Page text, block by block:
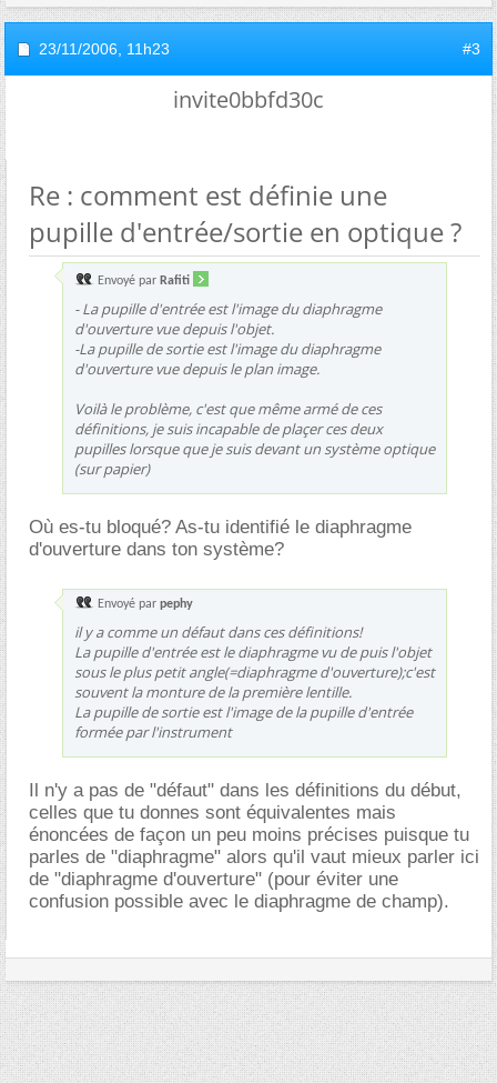
23/11/2006, 11h23 #3
invite0bbfd30c
Re : comment est définie une
pupille d'entrée/sortie en optique ?
Envoyé par Rafiti
- La pupille d'entrée est l'image du diaphragme
d'ouverture vue depuis l'objet.
-La pupille de sortie est l'image du diaphragme
d'ouverture vue depuis le plan image.
Voilà le problème, c'est que même armé de ces
définitions, je suis incapable de plaçer ces deux
pupilles lorsque que je suis devant un système optique
(sur papier)
Où es-tu bloqué? As-tu identifié le diaphragme
d'ouverture dans ton système?
Envoyé par pephy
il y a comme un défaut dans ces définitions!
La pupille d'entrée est le diaphragme vu de puis l'objet
sous le plus petit angle(=diaphragme d'ouverture);c'est
souvent la monture de la première lentille.
La pupille de sortie est l'image de la pupille d'entrée
formée par l'instrument
Il n'y a pas de "défaut" dans les définitions du début,
celles que tu donnes sont équivalentes mais
énoncées de façon un peu moins précises puisque tu
parles de "diaphragme" alors qu'il vaut mieux parler ici
de "diaphragme d'ouverture" (pour éviter une
confusion possible avec le diaphragme de champ).